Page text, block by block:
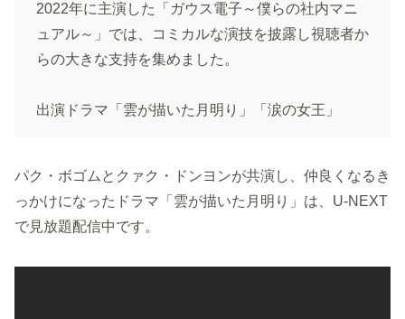
2022年に主演した「ガウス電子～僕らの社内マニ
ュアル～」では、コミカルな演技を披露し視聴者か
らの大きな支持を集めました。
出演ドラマ「雲が描いた月明り」「涙の女王」
パク・ボゴムとクァク・ドンヨンが共演し、仲良くなるき
っかけになったドラマ「雲が描いた月明り」は、U-NEXT
で見放題配信中です。